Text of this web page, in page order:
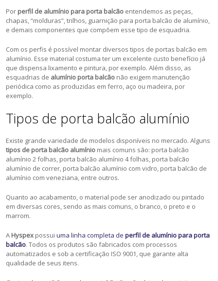
Por perfil de alumínio para porta balcão entendemos as peças,
chapas, “molduras”, trilhos, guarnição para porta balcão de alumínio,
e demais componentes que compõem esse tipo de esquadria.
Com os perfis é possível montar diversos tipos de portas balcão em
alumínio. Esse material costuma ter um excelente custo benefício já
que dispensa lixamento e pintura, por exemplo. Além disso, as
esquadrias de alumínio porta balcão não exigem manutenção
periódica como as produzidas em ferro, aço ou madeira, por
exemplo.
Tipos de porta balcão alumínio
Existe grande variedade de modelos disponíveis no mercado. Alguns
tipos de porta balcão alumínio mais comuns são: porta balcão
alumínio 2 folhas, porta balcão alumínio 4 folhas, porta balcão
alumínio de correr, porta balcão alumínio com vidro, porta balcão de
alumínio com veneziana, entre outros.
Quanto ao acabamento, o material pode ser anodizado ou pintado
em diversas cores, sendo as mais comuns, o branco, o preto e o
marrom.
A Hyspex possuiuma linha completa deperfil de alumínio para porta
balcão. Todos os produtos são fabricados com processos
automatizados e sob a certificação ISO 9001, que garante alta
qualidade de seus itens.